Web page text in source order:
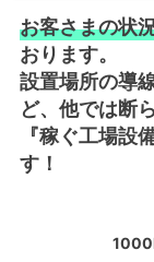
お客さまの状
おります。
設置場所の導
ど、他では断
『稼ぐ工場設
す！